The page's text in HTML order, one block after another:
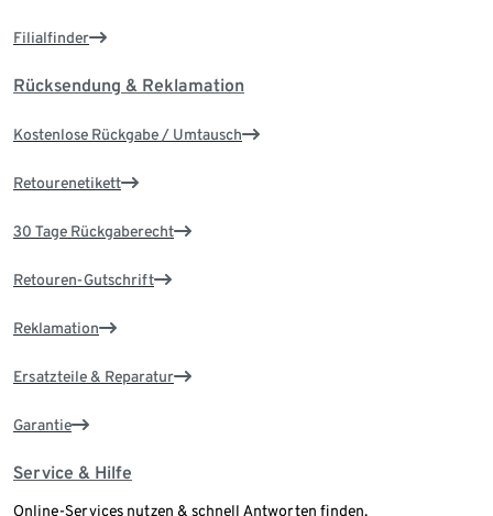
Filialfinder
Rücksendung & Reklamation
Kostenlose Rückgabe / Umtausch
Retourenetikett
30 Tage Rückgaberecht
Retouren-Gutschrift
Reklamation
Ersatzteile & Reparatur
Garantie
Service & Hilfe
Online-Services nutzen & schnell Antworten finden.